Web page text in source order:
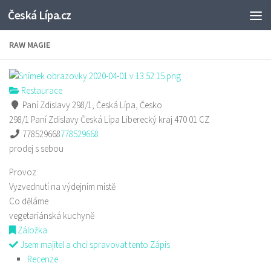
Skip to content
Česká Lípa.cz
RAW MAGIE
Restaurace
Paní Zdislavy 298/1, Česká Lípa, Česko
298/1 Paní Zdislavy Česká Lípa Liberecký kraj470 01 CZ
778529668778529668
prodej s sebou
Provoz
Vyzvednutí na výdejním místě
Co děláme
vegetariánská kuchyně
Záložka
Jsem majitel a chci spravovat tento Zápis
Recenze